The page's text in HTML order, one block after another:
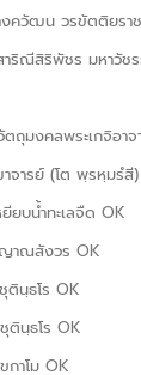
งควัฒน วรขัตติยรา
าริณีสิริพัชร มหาวัชร
ตถุมงคลพระเกจิอา
จารย์ (โต พฺรหฺมรํสี
ยบน้ำทะเลจืด OK
าณสังวร OK
นฺธโร OK
นฺธโร OK
าโม OK